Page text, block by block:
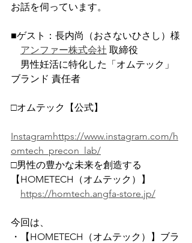
お話を伺っています。
■ゲスト：長内尚（おさないひさし）様
アンファー株式会社 取締役
男性妊活に特化した「オムテック」
ブランド 責任者
□オムテック【公式】
Instagramhttps://www.instagram.com/h
omtech_precon_lab/
□男性の豊かな未来を創造する
【HOMETECH（オムテック）】
https://homtech.angfa-store.jp/
今回は、
・【HOMETECH（オムテック）】ブラ